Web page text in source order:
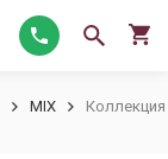
MIX Коллекция